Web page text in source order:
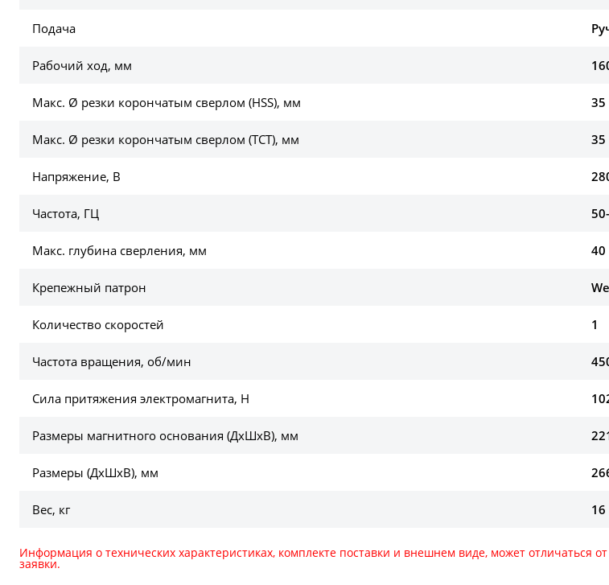
Подача
Рабочий ход, мм
Макс. Ø резки корончатым сверлом (HSS), мм 35
Макс. Ø резки корончатым сверлом (TCT), мм 35
Напряжение, В
Частота, ГЦ
Макс. глубина сверления, мм 40
Крепежный патрон
Количество скоростей 1
Частота вращения, об/мин
Сила притяжения электромагнита, Н
Размеры магнитного основания (ДхШхВ), мм
Размеры (ДхШхВ), мм
Вес, кг 16
Информация о технических характеристиках, комплекте поставки и внешнем виде, может
заявки.